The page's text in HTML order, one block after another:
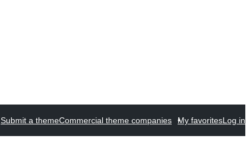
Submit a themeCommercial theme companies My favoritesLog in